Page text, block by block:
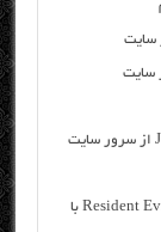
دانلود رایگان فیلم خارجی Resident Evil The Final Chapter 2017 با